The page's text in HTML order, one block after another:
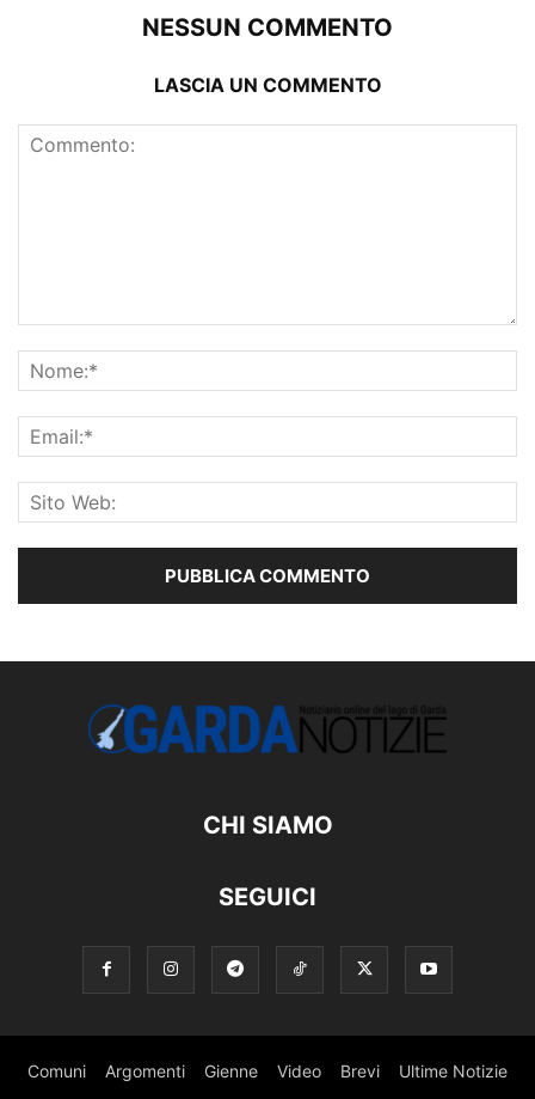
NESSUN COMMENTO
LASCIA UN COMMENTO
CHI SIAMO
SEGUICI
Comuni Argomenti Gienne Video Brevi Ultime Notizie